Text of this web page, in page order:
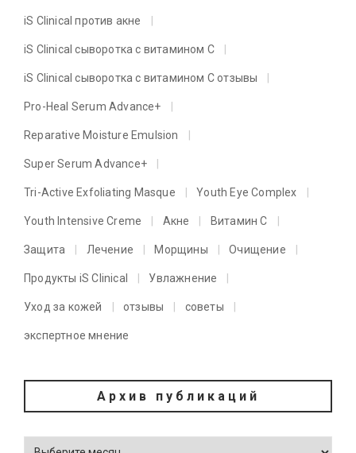
iS Clinical против акне
iS Clinical сыворотка с витамином C
iS Clinical сыворотка с витамином C отзывы
Pro-Heal Serum Advance+
Reparative Moisture Emulsion
Super Serum Advance+
Tri-Active Exfoliating Masque Youth Eye Complex
Youth Intensive Creme Акне Витамин C
Защита Лечение Морщины Очищение
Продукты iS Clinical Увлажнение
Уход за кожей отзывы советы
экспертное мнение
Архив публикаций